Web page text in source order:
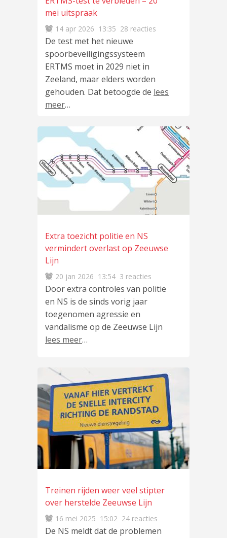
mei uitspraak
14 apr 2026 13:35 28 reacties
De test met het nieuwe
spoorbeveiligingssysteem
ERTMS moet in 2029 niet in
Zeeland, maar elders worden
gehouden. Dat betoogde de lees
meer…
Extra toezicht politie en NS
vermindert overlast op Zeeuwse
Lijn
20 jan 2026 13:54 3 reacties
Door extra controles van politie
en NS is de sinds vorig jaar
toegenomen agressie en
vandalisme op de Zeeuwse Lijn
lees meer…
Treinen rijden weer veel stipter
over herstelde Zeeuwse Lijn
16 mei 2025 15:02 24 reacties
De NS meldt dat de problemen